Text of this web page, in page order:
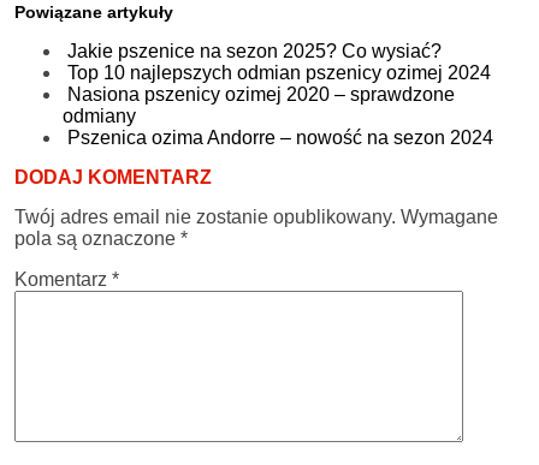
Powiązane artykuły
Jakie pszenice na sezon 2025? Co wysiać?
Top 10 najlepszych odmian pszenicy ozimej 2024
Nasiona pszenicy ozimej 2020 – sprawdzone
odmiany
Pszenica ozima Andorre – nowość na sezon 2024
DODAJ KOMENTARZ
Twój adres email nie zostanie opublikowany. Wymagane
pola są oznaczone *
Komentarz *